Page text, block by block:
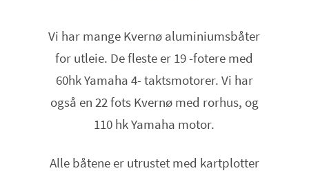
Vi har mange Kvernø aluminiumsbåter
for utleie. De fleste er 19 -fotere med
60hk Yamaha 4- taktsmotorer. Vi har
også en 22 fots Kvernø med rorhus, og
110 hk Yamaha motor.
Alle båtene er utrustet med kartplotter